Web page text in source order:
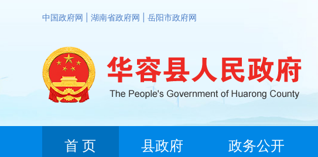
中国政府网 湖南省政府网 岳阳市政府网
首 页 县政府 政务公开